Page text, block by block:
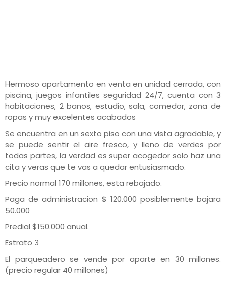
Hermoso apartamento en venta en unidad cerrada, con
piscina, juegos infantiles seguridad 24/7, cuenta con 3
habitaciones, 2 banos, estudio, sala, comedor, zona de
ropas y muy excelentes acabados
Se encuentra en un sexto piso con una vista agradable, y
se puede sentir el aire fresco, y lleno de verdes por
todas partes, la verdad es super acogedor solo haz una
cita y veras que te vas a quedar entusiasmado.
Precio normal 170 millones, esta rebajado.
Paga de administracion $ 120.000 posiblemente bajara
50.000
Predial $150.000 anual.
Estrato 3
El parqueadero se vende por aparte en 30 millones.
(precio regular 40 millones)